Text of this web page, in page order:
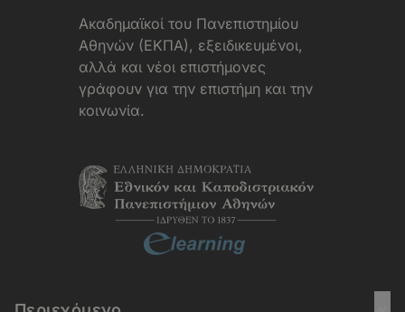
Aκαδημαϊκοί του Πανεπιστημίου
Αθηνών (ΕΚΠΑ), εξειδικευμένοι,
αλλά και νέοι επιστήμονες
γράφουν για την επιστήμη και την
κοινωνία.